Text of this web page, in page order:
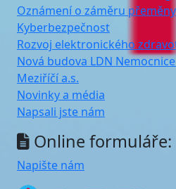
Oznámení o záměru přeměny
Kyberbezpečnost
Rozvoj elektronického
Nová budova LDN Nemocnice
Meziříčí a.s.
Novinky a média
Napsali jste nám
Online formuláře:
Napište nám